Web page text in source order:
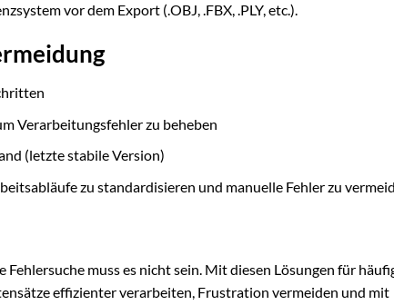
vor dem Export (.OBJ, .FBX, .PLY, etc.).
um Verarbeitungsfehler zu beheben
(letzte stabile Version)
zu standardisieren und manuelle Fehler zu
muss es nicht sein. Mit diesen Lösungen für
effizienter verarbeiten, Frustration vermeiden und mit